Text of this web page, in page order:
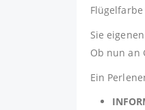
Sie
Ob nun an
Ein